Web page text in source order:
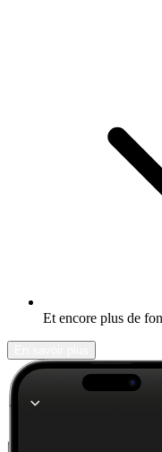
Et encore plus de